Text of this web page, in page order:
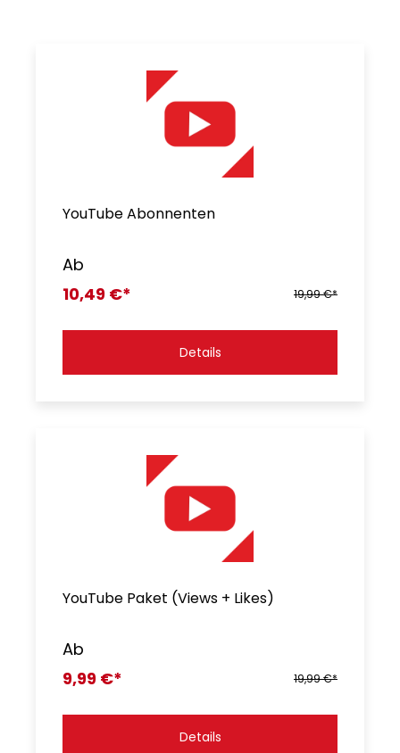
YouTube Abonnenten
Ab
10,49 €*
19,99 €*
Details
YouTube Paket (Views + Likes)
Ab
9,99 €*
19,99 €*
Details